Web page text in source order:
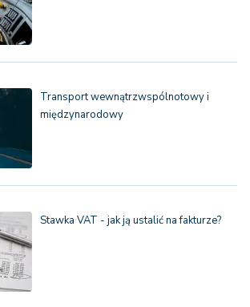
Transport wewnątrzwspólnotowy i
międzynarodowy
Stawka VAT - jak ją ustalić na fakturze?